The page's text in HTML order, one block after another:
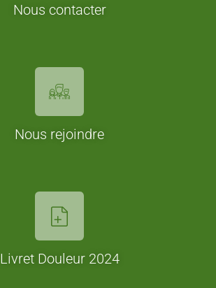
Nous contacter
Nous rejoindre
Livret Douleur 2024